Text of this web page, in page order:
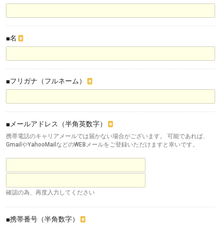
■名 ※
■フリガナ（フルネーム） ※
■メールアドレス（半角英数字） ※
携帯電話のキャリアメールでは届かない場合がございます。 可能であれば、
GmailやYahooMailなどのWEBメールをご登録いただけますと幸いです。
確認の為、再度入力してください
■携帯番号（半角数字） ※